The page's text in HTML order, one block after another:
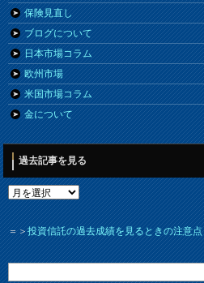
保険見直し
ブログについて
日本市場コラム
欧州市場
米国市場コラム
金について
過去記事を見る
＝＞投資信託の過去成績を見るときの注意点